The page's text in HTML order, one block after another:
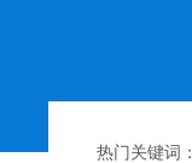
热门关键词：